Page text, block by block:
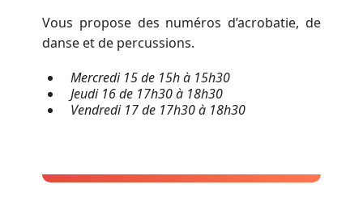
Vous propose des numéros d’acrobatie, de
danse et de percussions.
Mercredi 15 de 15h à 15h30
Jeudi 16 de 17h30 à 18h30
Vendredi 17 de 17h30 à 18h30